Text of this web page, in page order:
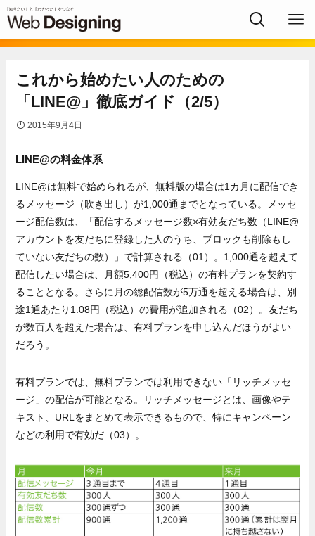
これから始めたい人のための
「LINE@」徹底ガイド（2/5）
2015年9月4日
LINE@の料金体系
LINE@は無料で始められるが、無料版の場合は1カ月に配信でき
るメッセージ（吹き出し）が1,000通までとなっている。メッセ
ージ配信数は、「配信するメッセージ数×有効友だち数（LINE@
アカウントを友だちに登録した人のうち、ブロックも削除もし
ていない友だちの数）」で計算される（01）。1,000通を超えて
配信したい場合は、月額5,400円（税込）の有料プランを契約す
ることとなる。さらに月の総配信数が5万通を超える場合は、別
途1通あたり1.08円（税込）の費用が追加される（02）。友だち
が数百人を超えた場合は、有料プランを申し込んだほうがよい
だろう。
有料プランでは、無料プランでは利用できない「リッチメッセ
ージ」の配信が可能となる。リッチメッセージとは、画像やテ
キスト、URLをまとめて表示できるもので、特にキャンペーン
などの利用で有効だ（03）。